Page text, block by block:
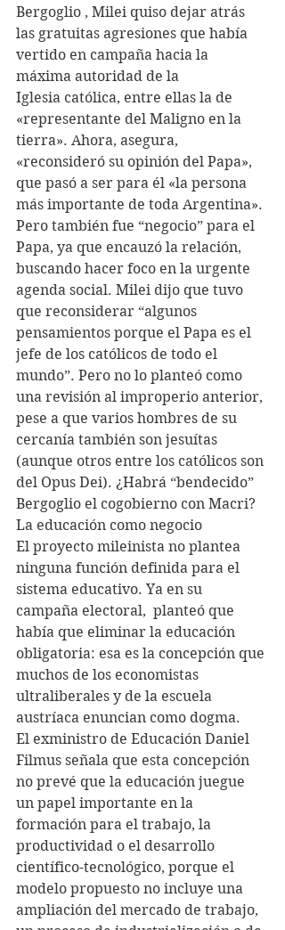
Bergoglio , Milei quiso dejar atrás
las gratuitas agresiones que había
vertido en campaña hacia la
máxima autoridad de la
Iglesia católica, entre ellas la de
«representante del Maligno en la
tierra». Ahora, asegura,
«reconsideró su opinión del Papa»,
que pasó a ser para él «la persona
más importante de toda Argentina».
Pero también fue “negocio” para el
Papa, ya que encauzó la relación,
buscando hacer foco en la urgente
agenda social. Milei dijo que tuvo
que reconsiderar “algunos
pensamientos porque el Papa es el
jefe de los católicos de todo el
mundo”. Pero no lo planteó como
una revisión al improperio anterior,
pese a que varios hombres de su
cercanía también son jesuítas
(aunque otros entre los católicos son
del Opus Dei). ¿Habrá “bendecido”
Bergoglio el cogobierno con Macri?
La educación como negocio
El proyecto mileinista no plantea
ninguna función definida para el
sistema educativo. Ya en su
campaña electoral,  planteó que
había que eliminar la educación
obligatoria: esa es la concepción que
muchos de los economistas
ultraliberales y de la escuela
austríaca enuncian como dogma.
El exministro de Educación Daniel
Filmus señala que esta concepción
no prevé que la educación juegue
un papel importante en la
formación para el trabajo, la
productividad o el desarrollo
científico-tecnológico, porque el
modelo propuesto no incluye una
ampliación del mercado de trabajo,